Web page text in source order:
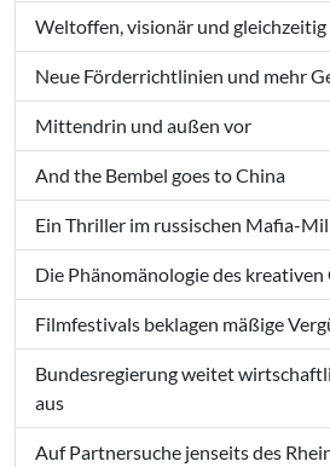
Weltoffen, visionär und
Neue Förderrichtlinien und mehr
Mittendrin und außen vor
And the Bembel goes to China
Ein Thriller im russischen Mafia-
Die Phänomänologie des kreativen
Filmfestivals beklagen mäßige
Bundesregierung weitet
aus
Auf Partnersuche jenseits des